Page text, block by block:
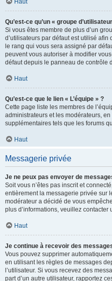
Haut
Qu’est-ce qu’un « groupe
Si vous êtes membre de plus d’un
d’utilisateurs par défaut est utilisé
le rang qui vous sera assigné par
peuvent vous autoriser à modifier
défaut depuis le panneau de contrôle
Haut
Qu’est-ce que le lien « L’équipe » ?
Cette page liste les membres de
administrateurs et les modérateurs,
supplémentaires tels que les forums
Haut
Messagerie privée
Je ne peux pas envoyer de
Soit vous n’êtes pas inscrit et
entièrement la messagerie privée sur
modérateur a décidé de vous
plus d’informations, veuillez contacter
Haut
Je continue à recevoir des
Vous pouvez supprimer
en utilisant les règles de messages
l’utilisateur. Si vous recevez des
part d’un autre utilisateur, rapportez